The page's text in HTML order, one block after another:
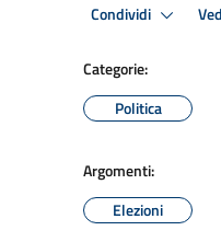
Condividi
Categorie:
Politica
Argomenti:
Elezioni